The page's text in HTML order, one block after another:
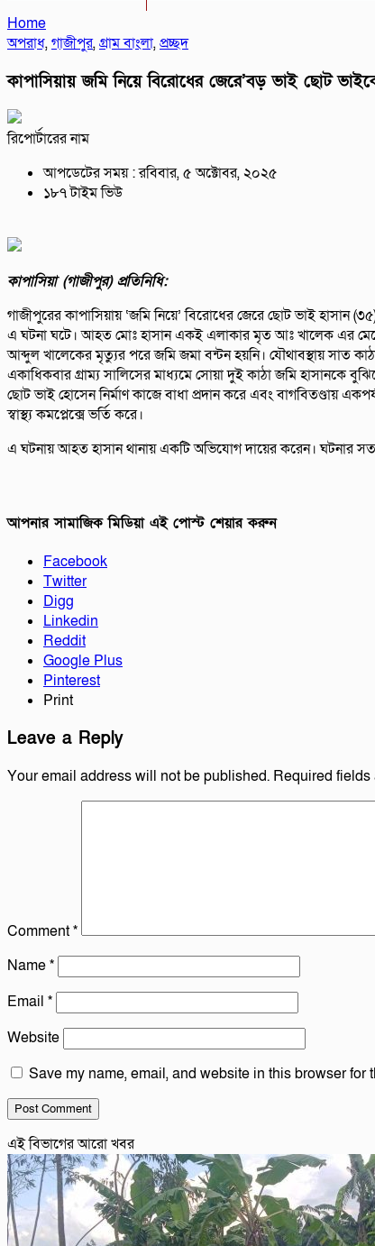
Home
অপরাধ,গাজীপুর,গ্রাম বাংলা,প্রচ্ছদ
কাপাসিয়ায় জমি নিয়ে বিরোধের জেরে’বড় ভাই ছোট
রিপোর্টারের নাম
আপডেটের সময় : রবিবার, ৫ অক্টোবর, ২০২৫
১৮৭ টাইম ভিউ
কাপাসিয়া (গাজীপুর) প্রতিনিধি:
গাজীপুরের কাপাসিয়ায় ‘জমি নিয়ে’ বিরোধের জেরে ছোট ভাই
এ ঘটনা ঘটে। আহত মোঃ হাসান একই এলাকার মৃত আঃ খালেক এর মেজো
আব্দুল খালেকের মৃত্যুর পরে জমি জমা বন্টন হয়নি। যৌথাবস্থায় সাত
একাধিকবার গ্রাম্য সালিসের মাধ্যমে সোয়া দুই কাঠা জমি হাসানকে
ছোট ভাই হোসেন নির্মাণ কাজে বাধা প্রদান করে এবং বাগবিতণ্ডায়
স্বাস্থ্য কমপ্লেক্সে ভর্তি করে।
এ ঘটনায় আহত হাসান থানায় একটি অভিযোগ দায়ের করেন। ঘটনার
আপনার সামাজিক মিডিয়া এই পোস্ট শেয়ার করুন
Facebook
Twitter
Digg
Linkedin
Reddit
Google Plus
Pinterest
Print
Leave a Reply
Your email address will not be published. Required fields
Comment*
Name*
Email *
Website
Save my name, email, and website in this browser for
এই বিভাগের আরো খবর